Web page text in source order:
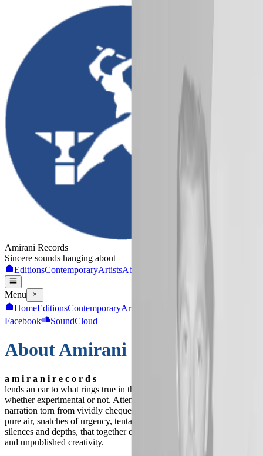
Amirani Records
Sincere sounds hanging about
EditionsContemporaryArtistsAbout
Menu
HomeEditionsContemporaryArtists
Facebook SoundCloud
About Amirani
a m i r a n i r e c o r d s
lends an ear to what rings true in the production of sound and art,
whether experimental or not. Attention to tales from within, to
narration torn from vividly chequered imprecision, to fragments of
pure air, snatches of urgency, tentative dirges, and to bright traces,
silences and depths, that together enable a mapping both published
and unpublished creativity.